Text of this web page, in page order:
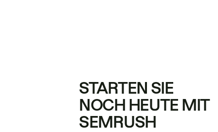
STARTEN SIE
NOCH HEUTE MIT
SEMRUSH